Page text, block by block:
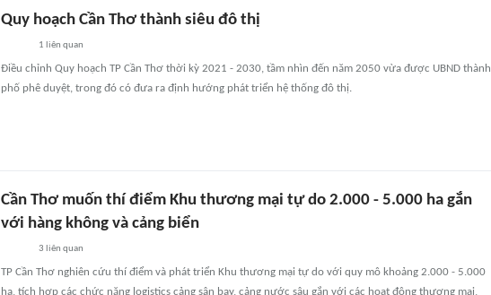
Quy hoạch Cần Thơ thành siêu đô thị
1 liên quan
Điều chỉnh Quy hoạch TP Cần Thơ thời kỳ 2021 - 2030, tầm nhìn đến năm 2050 vừa được UBND thành
phố phê duyệt, trong đó có đưa ra định hướng phát triển hệ thống đô thị.
Cần Thơ muốn thí điểm Khu thương mại tự do 2.000 - 5.000 ha gắn
với hàng không và cảng biển
3 liên quan
TP Cần Thơ nghiên cứu thí điểm và phát triển Khu thương mại tự do với quy mô khoảng 2.000 - 5.000
ha, tích hợp các chức năng logistics cảng sân bay, cảng nước sâu gắn với các hoạt động thương mại,